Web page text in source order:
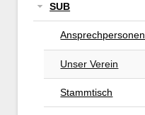
SUB
Ansprechpersonen
Unser Verein
Stammtisch